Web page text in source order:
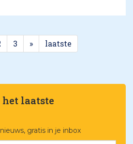
3 » laatste
laatste
gratis in je inbox